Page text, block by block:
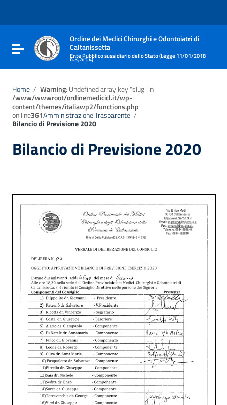
Vai al footer
Attiva / disattiva la navigazione
Ordine dei Medici Chirurghi e Odontoiatri di
Caltanissetta
Ente Pubblico sussidiario dello Stato (Legge 11/01/2018
n.3, art.4)
Home / Warning: Undefined array key "slug" in
/www/wwwroot/ordinemedicicl.it/wp-
content/themes/italiawp2/functions.php
on line361Amministrazione Trasparente /
Bilancio di Previsione 2020
Bilancio di Previsione 2020